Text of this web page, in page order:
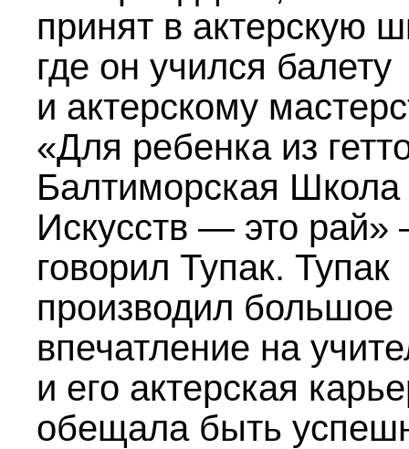
принят в актерскую
где он учился балету
и актерскому
«Для ребенка из
Балтиморская Школа
Искусств — это
говорил Тупак. Тупак
производил большое
впечатление на
и его актерская
обещала быть